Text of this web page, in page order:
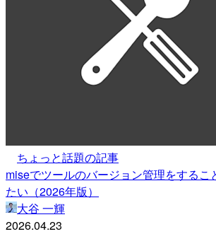
ちょっと話題の記事
miseでツールのバージョン管理をするこ
たい（2026年版）
大谷 一輝
2026.04.23